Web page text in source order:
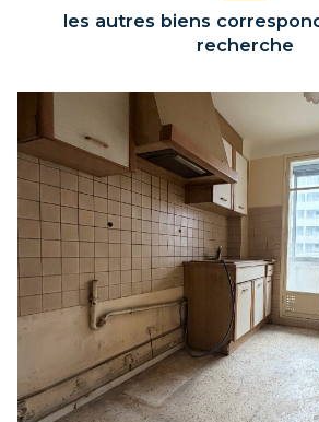
les autres biens
recherche